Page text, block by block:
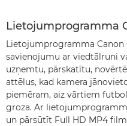
Lietojumprogramma
Lietojumprogramma Canon
savienojumu ar viedtālruni
uzņemtu, pārskatītu,
attēlus, kad kamera
piemēram, aiz vārtiem
groza. Ar
un pārsūtīt Full HD MP4